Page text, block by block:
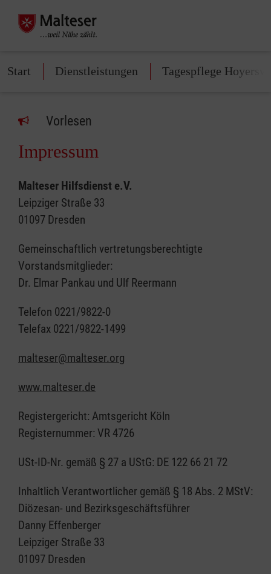
Start Dienstleistungen Tagespflege
Vorlesen
Impressum
Malteser Hilfsdienst e.V.
Leipziger Straße 33
01097 Dresden
Gemeinschaftlich vertretungsberechtigte
Vorstandsmitglieder:
Dr. Elmar Pankau und Ulf Reermann
Telefon 0221/9822-0
Telefax 0221/9822-1499
malteser@malteser.org
www.malteser.de
Registergericht: Amtsgericht Köln
Registernummer: VR 4726
USt-ID-Nr. gemäß § 27 a UStG: DE 122 66 21 72
Inhaltlich Verantwortlicher gemäß § 18 Abs. 2 MStV:
Diözesan- und Bezirksgeschäftsführer
Danny Effenberger
Leipziger Straße 33
01097 Dresden